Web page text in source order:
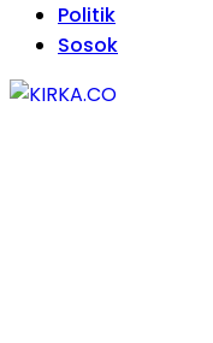
Politik
Sosok